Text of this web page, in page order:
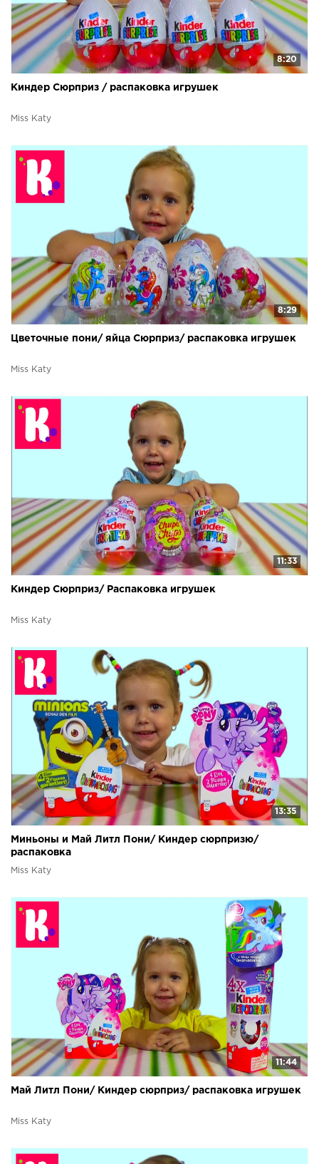
8:20
Киндер Сюрприз / распаковка игрушек
Miss Katy
8:29
Цветочные пони/ яйца Сюрприз/ распаковка игрушек
Miss Katy
11:33
Киндер Сюрприз/ Распаковка игрушек
Miss Katy
13:35
Миньоны и Май Литл Пони/ Киндер сюрпризю/
распаковка
Miss Katy
11:44
Май Литл Пони/ Киндер сюрприз/ распаковка игрушек
Miss Katy